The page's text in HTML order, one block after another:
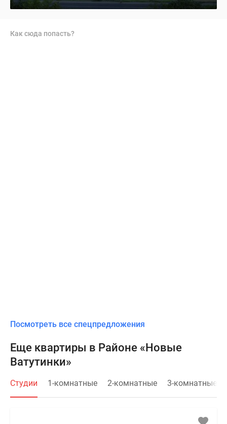
Как сюда попасть?
Посмотреть все спецпредложения
Еще квартиры в Районе «Новые
Ватутинки»
Студии 1-комнатные 2-комнатные 3-комнатные